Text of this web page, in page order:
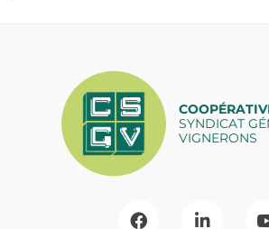
SYNDICAT
VIGNERONS